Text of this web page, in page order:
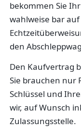
bekommen Sie
wahlweise bar
den
Den Kaufvertrag
Sie brauchen nur
Schlüssel und
wir, auf Wunsch
Zulassungsstelle.